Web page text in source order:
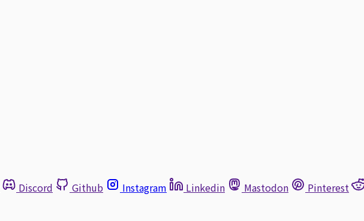
Discord Github Instagram Linkedin Mastodon
Pinterest